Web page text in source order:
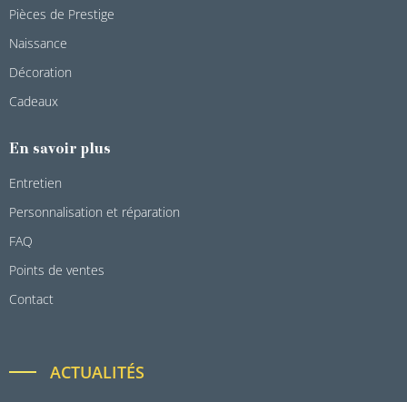
Pièces de Prestige
Naissance
Décoration
Cadeaux
En savoir plus
Entretien
Personnalisation et réparation
FAQ
Points de ventes
Contact
ACTUALITÉS